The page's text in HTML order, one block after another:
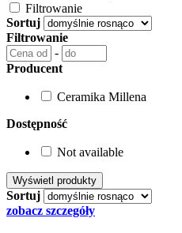
Filtrowanie
Sortuj
Filtrowanie
-
Producent
Ceramika Millena
Dostępność
Not available
Sortuj
zobacz szczegóły